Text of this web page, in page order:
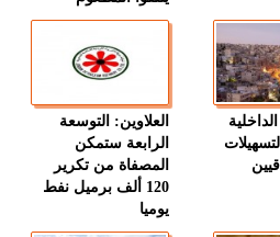
العلاوين: التوسعة
الرابعة ستمكن
المصفاة من تكرير
120 ألف برميل نفط
يوميا